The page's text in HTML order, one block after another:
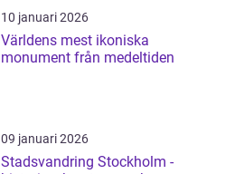
10 januari 2026
Världens mest ikoniska
monument från medeltiden
09 januari 2026
Stadsvandring Stockholm -